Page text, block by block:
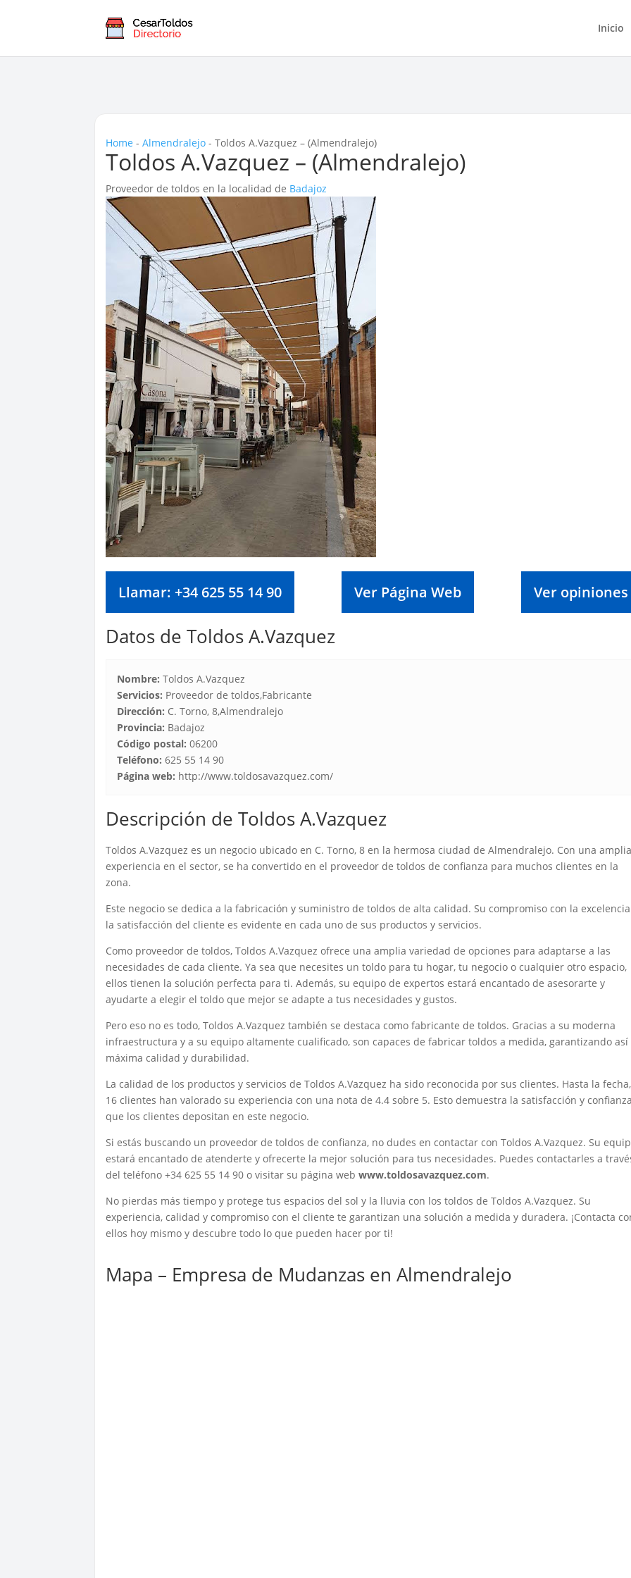
Inicio
Home -Almendralejo -Toldos A.Vazquez – (Almendralejo)
Toldos A.Vazquez – (Almendralejo)
Proveedor de toldos en la localidad de Badajoz
Llamar: +34 625 55 14 90 Ver Página Web Ver opiniones
Datos de Toldos A.Vazquez
Nombre: Toldos A.Vazquez
Servicios: Proveedor de toldos,Fabricante
Dirección: C. Torno, 8,Almendralejo
Provincia: Badajoz
Código postal: 06200
Teléfono: 625 55 14 90
Página web: http://www.toldosavazquez.com/
Descripción de Toldos A.Vazquez
Toldos A.Vazquez es un negocio ubicado en C. Torno, 8 en la hermosa ciudad de Almendralejo. Con una
experiencia en el sector, se ha convertido en el proveedor de toldos de confianza para muchos clientes en la
zona.
Este negocio se dedica a la fabricación y suministro de toldos de alta calidad. Su compromiso con la
la satisfacción del cliente es evidente en cada uno de sus productos y servicios.
Como proveedor de toldos, Toldos A.Vazquez ofrece una amplia variedad de opciones para adaptarse a las
necesidades de cada cliente. Ya sea que necesites un toldo para tu hogar, tu negocio o cualquier otro espacio,
ellos tienen la solución perfecta para ti. Además, su equipo de expertos estará encantado de asesorarte y
ayudarte a elegir el toldo que mejor se adapte a tus necesidades y gustos.
Pero eso no es todo, Toldos A.Vazquez también se destaca como fabricante de toldos. Gracias a su moderna
infraestructura y a su equipo altamente cualificado, son capaces de fabricar toldos a medida, garantizando así
máxima calidad y durabilidad.
La calidad de los productos y servicios de Toldos A.Vazquez ha sido reconocida por sus clientes. Hasta la fecha,
16 clientes han valorado su experiencia con una nota de 4.4 sobre 5. Esto demuestra la satisfacción y
que los clientes depositan en este negocio.
Si estás buscando un proveedor de toldos de confianza, no dudes en contactar con Toldos A.Vazquez. Su
estará encantado de atenderte y ofrecerte la mejor solución para tus necesidades. Puedes contactarles a
del teléfono +34 625 55 14 90 o visitar su página webwww.toldosavazquez.com.
No pierdas más tiempo y protege tus espacios del sol y la lluvia con los toldos de Toldos A.Vazquez. Su
experiencia, calidad y compromiso con el cliente te garantizan una solución a medida y duradera. ¡Contacta
ellos hoy mismo y descubre todo lo que pueden hacer por ti!
Mapa – Empresa de Mudanzas en Almendralejo